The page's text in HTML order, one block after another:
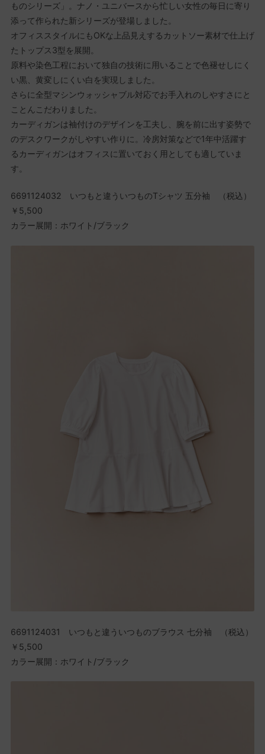
ものシリーズ」。ナノ・ユニバースから忙しい女性の毎日に寄り
添って作られた新シリーズが登場しました。
オフィススタイルにもOKな上品見えするカットソー素材で仕上げ
たトップス3型を展開。
原料や染色工程において独自の技術に用いることで色褪せしにく
い黒、黄変しにくい白を実現しました。
さらに全型マシンウォッシャブル対応でお手入れのしやすさにと
ことんこだわりました。
カーディガンは袖付けのデザインを工夫し、腕を前に出す姿勢で
のデスクワークがしやすい作りに。冷房対策などで1年中活躍す
るカーディガンはオフィスに置いておく用としても適していま
す。
6691124032 いつもと違ういつものTシャツ 五分袖 （税込）
￥5,500
カラー展開：ホワイト/ブラック
6691124031 いつもと違ういつものブラウス 七分袖 （税込）
￥5,500
カラー展開：ホワイト/ブラック